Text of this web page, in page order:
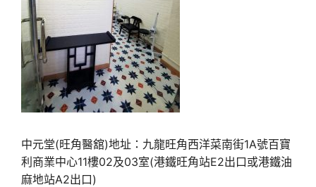
中元堂(旺角醫舘)地址：九龍旺角西洋菜南街1A號百寶
利商業中心11樓02及03室(港鐵旺角站E2出口或港鐵油
麻地站A2出口)